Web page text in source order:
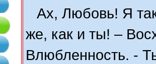
Ах, Любовь! Я
же, как и ты! –
Влюбленность. -